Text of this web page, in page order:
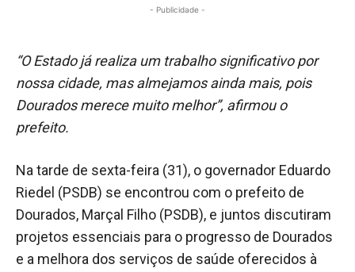
- Publicidade -
“O Estado já realiza um trabalho significativo por
nossa cidade, mas almejamos ainda mais, pois
Dourados merece muito melhor”, afirmou o
prefeito.
Na tarde de sexta-feira (31), o governador Eduardo
Riedel (PSDB) se encontrou com o prefeito de
Dourados, Marçal Filho (PSDB), e juntos discutiram
projetos essenciais para o progresso de Dourados
e a melhora dos serviços de saúde oferecidos à